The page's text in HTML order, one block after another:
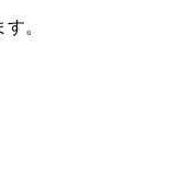
。